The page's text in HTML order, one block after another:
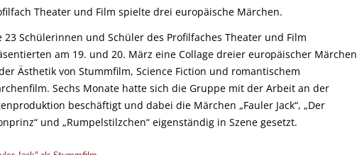
Theater und Film spielte drei europäische Märchen.
23 Schülerinnen und Schüler des Profilfaches Theater und Film
am 19. und 20. März eine Collage dreier europäischer Märchen
Ästhetik von Stummfilm, Science Fiction und romantischem
Sechs Monate hatte sich die Gruppe mit der Arbeit an der
beschäftigt und dabei die Märchen „Fauler Jack“, „Der
und „Rumpelstilzchen“ eigenständig in Szene gesetzt.